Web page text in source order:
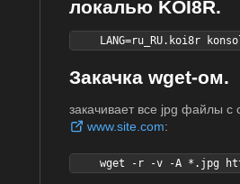
локалью KOI8R.
LANG=ru_RU.koi8r
Закачка wget-ом.
закачивает все jpg файлы с
www.site.com:
wget -r -v -A *.jpg